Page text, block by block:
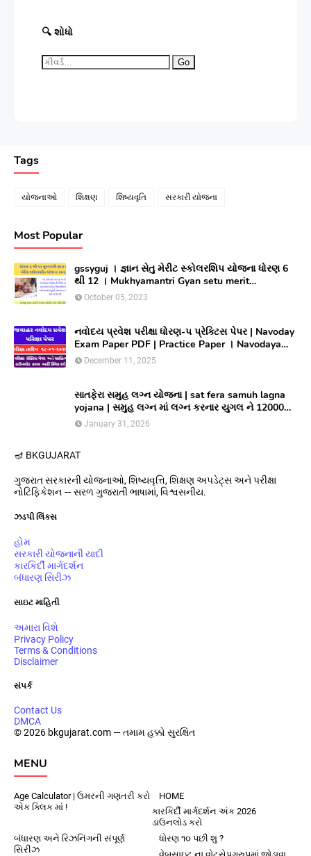
🔍 શોધો
Go
Tags
યોજનાઓ શિક્ષણ શિષ્યવૃતિ સરકારી યોજના
Most Popular
gssyguj । જ્ઞાન સેતુ મેરીટ સ્કોલરશિપ યોજના ધોરણ 6
થી 12 । Mukhyamantri Gyan setu merit
Scholarship yojana 2023 ।સીલેક્ટ થયેલ વિધાર્થીઓ
લાભ મેળવવા માટે ઓનલાઇન અરજી કરો
October 05, 2023
નવોદય પ્રવેશ પરીક્ષા ધોરણ-૫ પ્રેક્ટિસ પેપર | Navoday
Exam Paper PDF | Practice Paper । Navodaya
Old paper NMMS OLD PAPER
December 11, 2025
સાતફેરા સમુહ લગ્ન યોજના | sat fera samuh lagna
yojana | સમુહ લગ્ન માં લગ્ન કરનાર યુગલ ને 12000
અને આયોજક સંસ્થાને યુગલ દિઠ ૩૦૦૦૦/ ની સહાય
આપતી યોજના
January 31, 2026
🪔 BKGUJARAT
ગુજરાત સરકારની યોજનાઓ, શિષ્યવૃત્તિ, શિક્ષણ અપડેટ્સ અને પરીક્ષા
નોટિફિકેશન — સરળ ગુજરાતી ભાષામાં, વિશ્વસનીય.
ઝડપી લિંક્સ
હોમ
સરકારી યોજનાની યાદી
કારકિર્દી માર્ગદર્શન
બંધારણ સિરીઝ
સાઇટ માહિતી
અમારા વિશે
Privacy Policy
Terms & Conditions
Disclaimer
સંપર્ક
Contact Us
DMCA
© 2026 bkgujarat.com — તમામ હક્કો સુરક્ષિત
MENU
Age Calculator | ઉમરની ગણતરી કરો
એક ક્લિક માં !
HOME
કારકિર્દી માર્ગદર્શન અંક 2026
ડાઉનલોડ કરો
ધોરણ ૧૦ પછી શુ ?
બંધારણ અને રિઝનિંગની સંપૂર્ણ
સિરીઝ